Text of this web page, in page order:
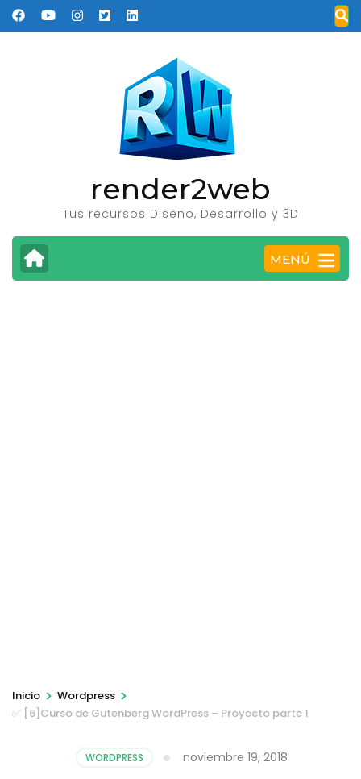
Saltar
al
render2web
Tus recursos Diseño, Desarrollo y 3D
MENÚ
Inicio > Wordpress >
✅ [6]Curso de Gutenberg WordPress – Proyecto parte 1
WORDPRESS noviembre 19, 2018